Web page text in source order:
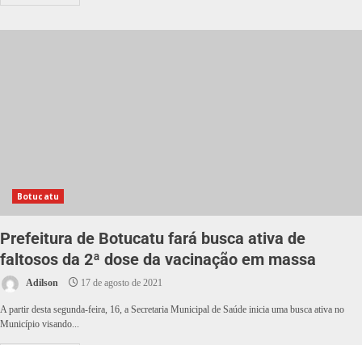
Botucatu
Prefeitura de Botucatu fará busca ativa de
faltosos da 2ª dose da vacinação em massa
Adilson 17 de agosto de 2021
A partir desta segunda-feira, 16, a Secretaria Municipal de Saúde inicia uma busca ativa no
Município visando...